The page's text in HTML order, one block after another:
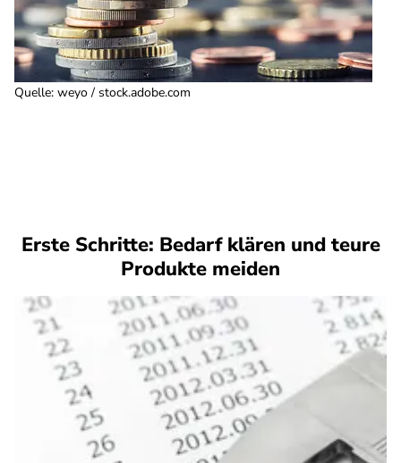
Quelle: weyo / stock.adobe.com
Erste Schritte: Bedarf klären und teure
Produkte meiden